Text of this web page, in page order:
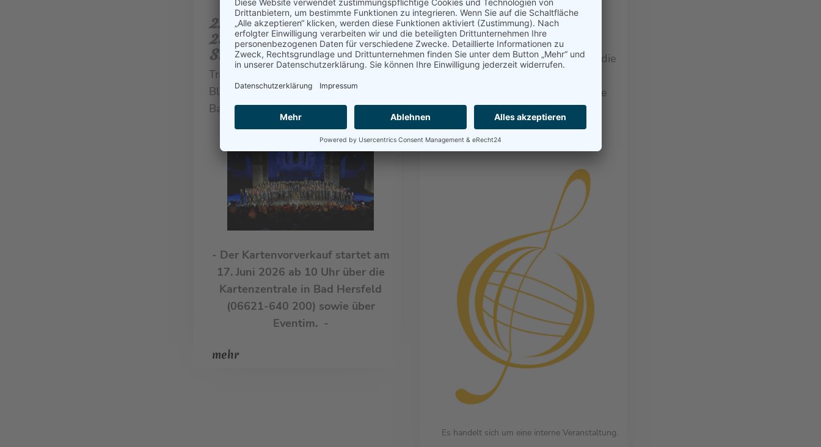
22.08.2026
22. August 2026
23. August 2026
Stiftsruine Bad Hersfeld
Traditionell veranstalten Chor und
Bläser die Abschlusskonzerte der
Bad Hersfelder Festspielsaison.
- Der Kartenvorverkauf startet am
17. Juni 2026 ab 10 Uhr über die
Kartenzentrale in Bad Hersfeld
(06621-640 200) sowie über
Eventim. -
mehr
30.10.2026
30. Oktober 2026
AudiMax
Vor 30 Jahren gründete Ulli Meiß die
eine einzigartige Erfolgsgeschichte
zurückblicken. Dies soll nun im
AudiMax am Obersberg gefeiert
werden.
Es handelt sich um eine interne Veranstaltung.